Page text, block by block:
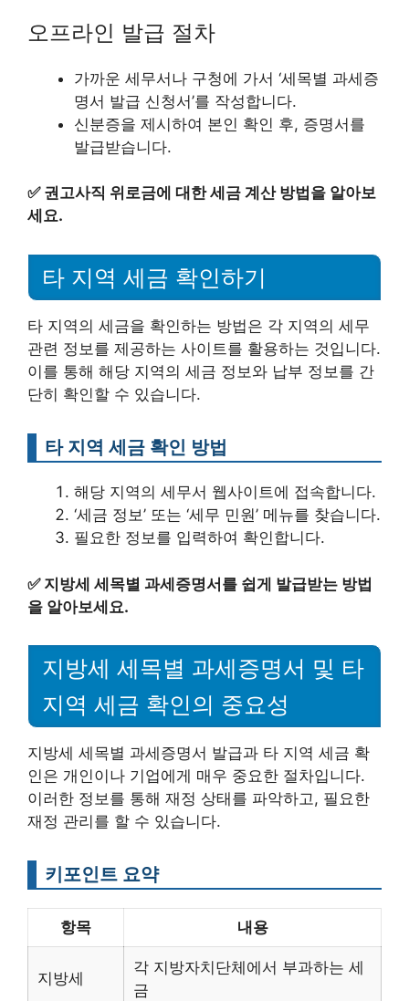
오프라인 발급 절차
가까운 세무서나 구청에 가서 ‘세목별 과세증
명서 발급 신청서’를 작성합니다.
신분증을 제시하여 본인 확인 후, 증명서를
발급받습니다.
✅ 권고사직 위로금에 대한 세금 계산 방법을 알아보
세요.
타 지역 세금 확인하기
타 지역의 세금을 확인하는 방법은 각 지역의 세무
관련 정보를 제공하는 사이트를 활용하는 것입니다.
이를 통해 해당 지역의 세금 정보와 납부 정보를 간
단히 확인할 수 있습니다.
타 지역 세금 확인 방법
해당 지역의 세무서 웹사이트에 접속합니다.
‘세금 정보’ 또는 ‘세무 민원’ 메뉴를 찾습니다.
필요한 정보를 입력하여 확인합니다.
✅ 지방세 세목별 과세증명서를 쉽게 발급받는 방법
을 알아보세요.
지방세 세목별 과세증명서 및 타
지역 세금 확인의 중요성
지방세 세목별 과세증명서 발급과 타 지역 세금 확
인은 개인이나 기업에게 매우 중요한 절차입니다.
이러한 정보를 통해 재정 상태를 파악하고, 필요한
재정 관리를 할 수 있습니다.
키포인트 요약
항목 내용
지방세
각 지방자치단체에서 부과하는 세
금